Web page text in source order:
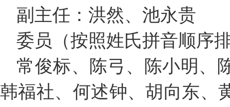
副主任：洪然、池永贵
委员（按照姓氏拼音顺序
常俊标、陈弓、陈小明、
韩福社、何述钟、胡向东、